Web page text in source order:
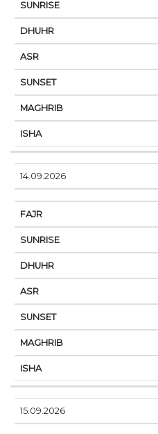
14.09.2026
15.09.2026